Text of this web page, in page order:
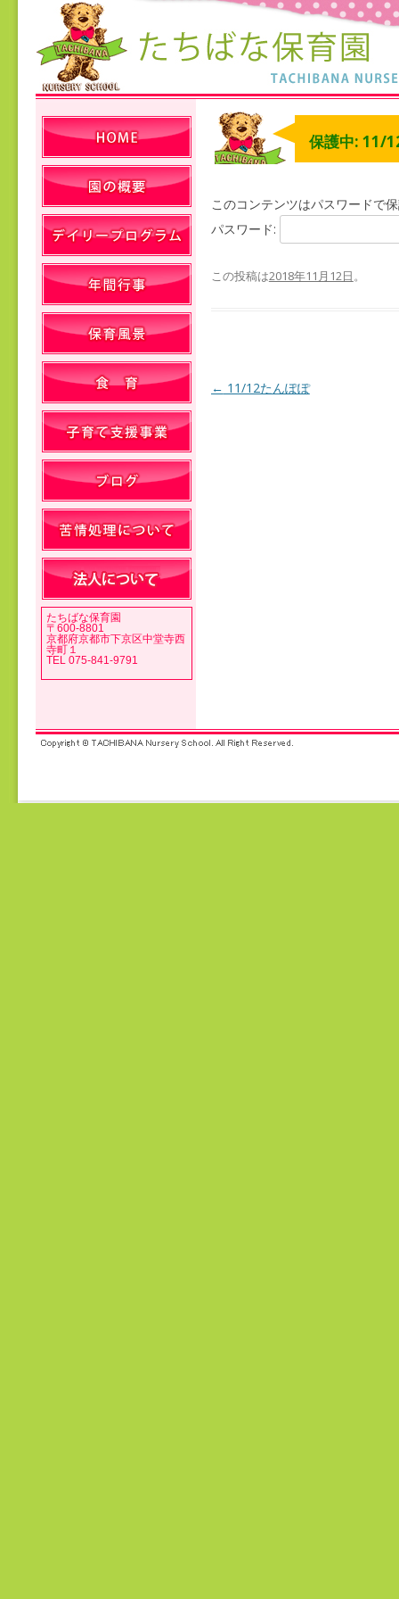
保護中: 11/
このコンテンツはパスワードで
パスワード:
この投稿は2018年11月12日。
投稿ナビゲーション
← 11/12たんぽぽ
たちばな保育園
〒600-8801
京都府京都市下京区中堂寺西
寺町１
TEL 075-841-9791